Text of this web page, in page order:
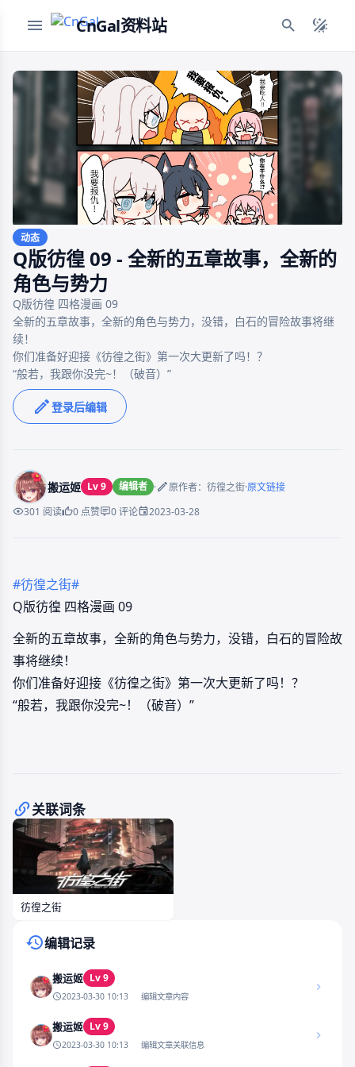
CnGal资料站
动态
Q版彷徨 09 - 全新的五章故事，全新的
角色与势力
Q版彷徨 四格漫画 09
全新的五章故事，全新的角色与势力，没错，白石的冒险故事将继
续！
你们准备好迎接《彷徨之街》第一次大更新了吗！？
登录后编辑
搬运姬 Lv 9 编辑者 · 原作者：彷徨之街·原文链接
301 阅读
0 点赞 0 评论 2023-03-28
#彷徨之街#
Q版彷徨 四格漫画 09
全新的五章故事，全新的角色与势力，没错，白石的冒险故
事将继续！
你们准备好迎接《彷徨之街》第一次大更新了吗！？
“般若，我跟你没完~！（破音）”
关联词条
彷徨之街
编辑记录
搬运姬 Lv 9
2023-03-30 10:13 编辑文章内容
搬运姬 Lv 9
2023-03-30 10:13 编辑文章关联信息